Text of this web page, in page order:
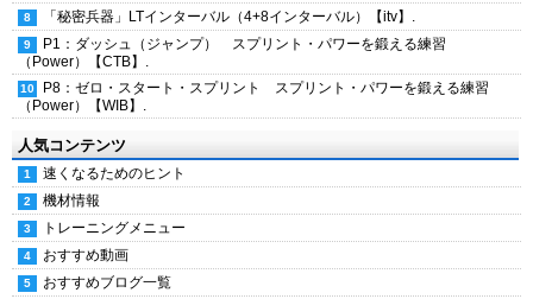
「秘密兵器」LTインターバル（4+8インターバル）【itv】.
P1：ダッシュ（ジャンプ） スプリント・パワーを鍛える練習
（Power）【CTB】.
P8：ゼロ・スタート・スプリント スプリント・パワーを鍛える練習
（Power）【WIB】.
人気コンテンツ
速くなるためのヒント
機材情報
トレーニングメニュー
おすすめ動画
おすすめブログ一覧